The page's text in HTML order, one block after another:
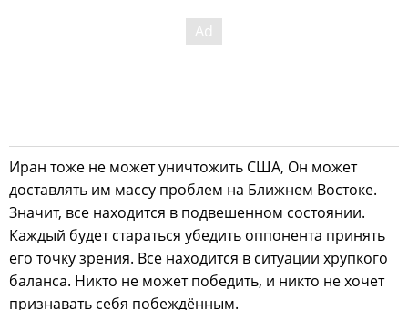
Иран тоже не может уничтожить США, Он может
доставлять им массу проблем на Ближнем Востоке.
Значит, все находится в подвешенном состоянии.
Каждый будет стараться убедить оппонента принять
его точку зрения. Все находится в ситуации хрупкого
баланса. Никто не может победить, и никто не хочет
признавать себя побеждённым.